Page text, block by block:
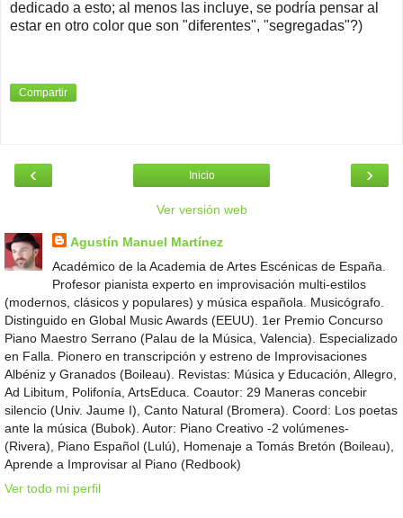
dedicado a esto; al menos las incluye, se podría pensar al
estar en otro color que son "diferentes", "segregadas"?)
Compartir
‹ ›
Inicio
Ver versión web
Agustín Manuel Martínez
Académico de la Academia de Artes Escénicas de España.
Profesor pianista experto en improvisación multi-estilos
(modernos, clásicos y populares) y música española. Musicógrafo.
Distinguido en Global Music Awards (EEUU). 1er Premio Concurso
Piano Maestro Serrano (Palau de la Música, Valencia). Especializado
en Falla. Pionero en transcripción y estreno de Improvisaciones
Albéniz y Granados (Boileau). Revistas: Música y Educación, Allegro,
Ad Libitum, Polifonía, ArtsEduca. Coautor: 29 Maneras concebir
silencio (Univ. Jaume I), Canto Natural (Bromera). Coord: Los poetas
ante la música (Bubok). Autor: Piano Creativo -2 volúmenes-
(Rivera), Piano Español (Lulú), Homenaje a Tomás Bretón (Boileau),
Aprende a Improvisar al Piano (Redbook)
Ver todo mi perfil